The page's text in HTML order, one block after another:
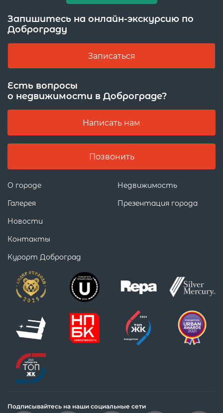
О городе
Недвижимость
Галерея
Новости
Контакты
Курорт Доброград
Презентация города
Запишитесь на онлайн-экскурсию по
Доброграду
Записаться
Есть вопросы
о недвижимости в Доброграде?
Написать нам
Позвонить
Подписывайтесь на наши социальные сети